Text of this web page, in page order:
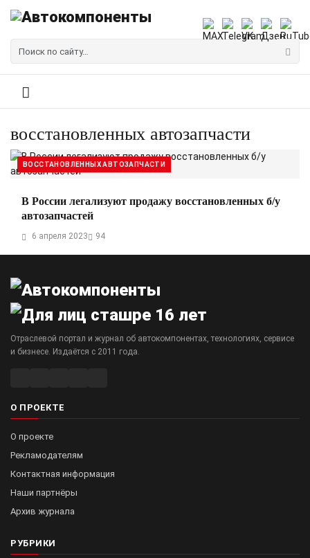
восстановленных автозапчасти
ВОССТАНОВЛЕННЫХ АВТОЗАПЧАСТИ
В России легализуют продажу восстановленных б/у
автозапчастей
6 апреля 2023 94
Отраслевой портал и журнал об автокомпонентах, технологиях, сервисе
и бизнесе. Издаётся с 2011 года.
О ПРОЕКТЕ
О проекте
Рекламодателям
Контактная информация
Наши партнёры
Архив журнала
РУБРИКИ